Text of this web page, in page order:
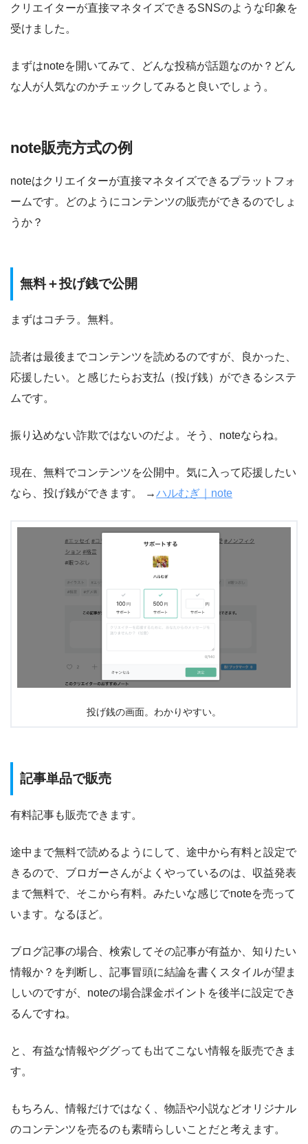
クリエイターが直接マネタイズできるSNSのような印象を
受けました。
まずはnoteを開いてみて、どんな投稿が話題なのか？どん
な人が人気なのかチェックしてみると良いでしょう。
note販売方式の例
noteはクリエイターが直接マネタイズできるプラットフォ
ームです。どのようにコンテンツの販売ができるのでしょ
うか？
無料＋投げ銭で公開
まずはコチラ。無料。
読者は最後までコンテンツを読めるのですが、良かった、
応援したい。と感じたらお支払（投げ銭）ができるシステ
ムです。
振り込めない詐欺ではないのだよ。そう、noteならね。
現在、無料でコンテンツを公開中。気に入って応援したい
なら、投げ銭ができます。 →ハルむぎ｜note
投げ銭の画面。わかりやすい。
記事単品で販売
有料記事も販売できます。
途中まで無料で読めるようにして、途中から有料と設定で
きるので、ブロガーさんがよくやっているのは、収益発表
まで無料で、そこから有料。みたいな感じでnoteを売って
います。なるほど。
ブログ記事の場合、検索してその記事が有益か、知りたい
情報か？を判断し、記事冒頭に結論を書くスタイルが望ま
しいのですが、noteの場合課金ポイントを後半に設定でき
るんですね。
と、有益な情報やググっても出てこない情報を販売できま
す。
もちろん、情報だけではなく、物語や小説などオリジナル
のコンテンツを売るのも素晴らしいことだと考えます。